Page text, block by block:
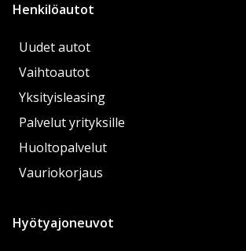
Henkilöautot
Uudet autot
Vaihtoautot
Yksityisleasing
Palvelut yrityksille
Huoltopalvelut
Vauriokorjaus
Hyötyajoneuvot